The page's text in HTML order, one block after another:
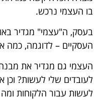
בו העצמי נרכש.
בעסק, ה"עצמי" מגדיר
העסקיים – לדוגמה, כמה
העצמי גם מגדיר את
לעובדים שלי לעשות?
לעשות עבור הלקוחות